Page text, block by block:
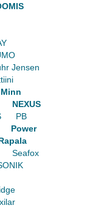
Jensen
Minn
NEXUS
PB
Power
Seafox